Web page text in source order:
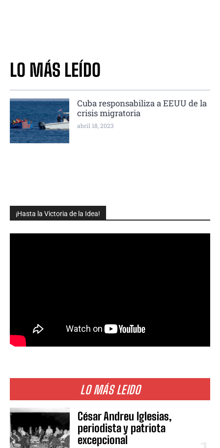
¡Hasta la Victoria de la Idea!
LO MÁS LEIDO
César Andreu Iglesias,
periodista y patriota
excepcional
LO MÁS LEÍDO
Cuba responsabiliza a EEUU de la
crisis migratoria
abril 18, 2023